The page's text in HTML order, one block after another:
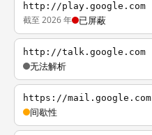
http://play.google.com
截至 2026 年 已屏蔽
http://talk.google.com
无法解析
https://mail.google.com
间歇性